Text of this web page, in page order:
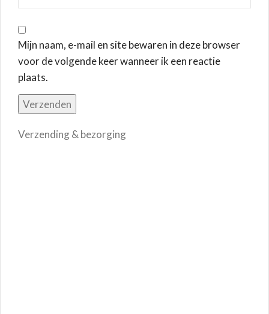
Mijn naam, e-mail en site bewaren in deze browser
voor de volgende keer wanneer ik een reactie
plaats.
Verzending & bezorging